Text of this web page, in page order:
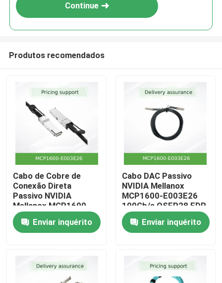
Para casa
Produtos
Continue
Produtos recomendados
Cabo de Cobre de
Conexão Direta
Passivo NVIDIA
Mellanox MCP1600-
E003E26 100Gb/s
QSFP28 – 3m, EDR
InfiniBand, Baixa
Interconexões de Data
Enviar inquérito
Cabo DAC Passivo
NVIDIA Mellanox
MCP1600-E003E26
100Gb/s QSFP28 EDR
InfiniBand 3m
Enviar inquérito